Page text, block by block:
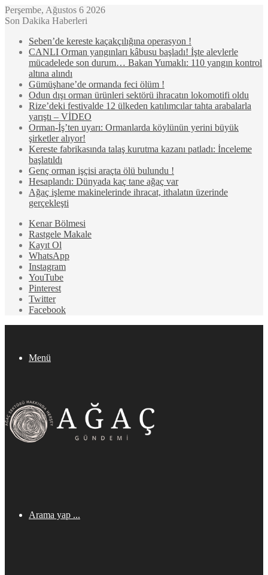
Perşembe, Ağustos 6 2026
Son Dakika Haberleri
Seben’de kereste kaçakçılığına operasyon !
CANLI Orman yangınları kâbusu başladı! İşte alevlerle
mücadelede son durum… Bakan Yumaklı: 110 yangın kontrol
altına alındı
Gümüşhane’de ormanda feci ölüm !
Odun dışı orman ürünleri sektörü ihracatın lokomotifi oldu
Rize’deki festivalde 12 ülkeden katılımcılar tahta arabalarla
yarıştı – VİDEO
Orman-İş’ten uyarı: Ormanlarda köylünün yerini büyük
şirketler alıyor!
Kereste fabrikasında talaş kurutma kazanı patladı: İnceleme
başlatıldı
Genç orman işçisi araçta ölü bulundu !
Hesaplandı: Dünyada kaç tane ağaç var
Ağaç işleme makinelerinde ihracat, ithalatın üzerinde
gerçekleşti
Kenar Bölmesi
Rastgele Makale
Kayıt Ol
WhatsApp
Instagram
YouTube
Pinterest
Twitter
Facebook
Menü
Arama yap ...